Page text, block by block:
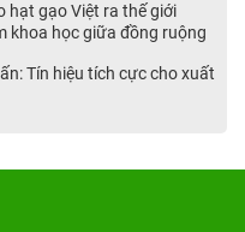
hạt gạo Việt ra thế giới
khoa học giữa đồng ruộng
Tín hiệu tích cực cho xuất